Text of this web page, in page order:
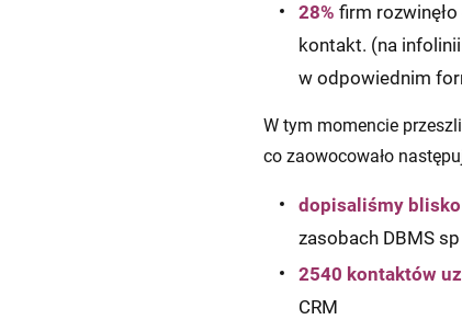
28% firm
kontakt. (na
w odpowiednim
W tym momencie
co zaowocowało
dopisaliśmy
zasobach DBMS
2540 kontaktów
CRM